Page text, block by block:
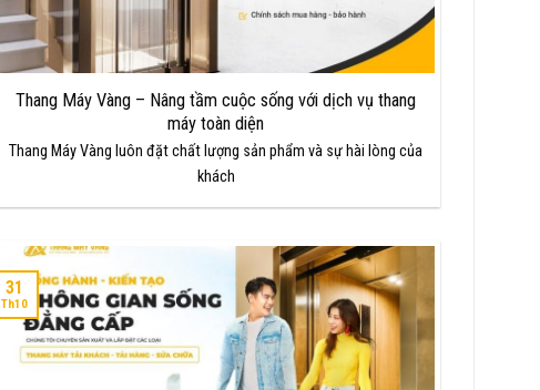
Thang Máy Vàng – Nâng tầm cuộc sống với dịch vụ thang
máy toàn diện
Thang Máy Vàng luôn đặt chất lượng sản phẩm và sự hài lòng của
khách
31
Th10